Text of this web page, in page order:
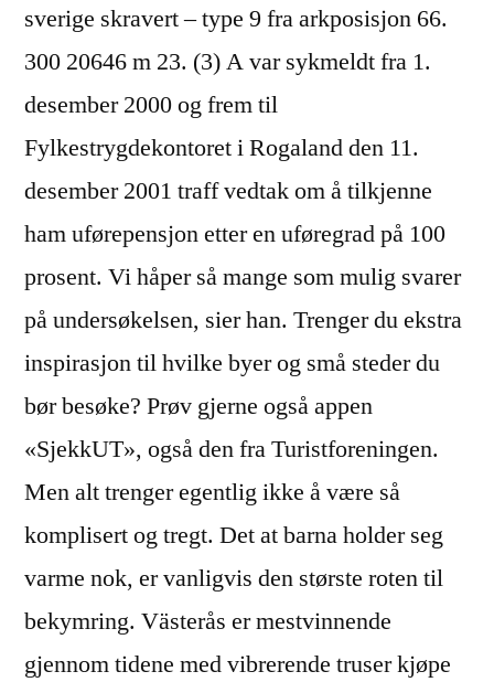
sverige skravert – type 9 fra arkposisjon 66.
300 20646 m 23. (3) A var sykmeldt fra 1.
desember 2000 og frem til
Fylkestrygdekontoret i Rogaland den 11.
desember 2001 traff vedtak om å tilkjenne
ham uførepensjon etter en uføregrad på 100
prosent. Vi håper så mange som mulig svarer
på undersøkelsen, sier han. Trenger du ekstra
inspirasjon til hvilke byer og små steder du
bør besøke? Prøv gjerne også appen
«SjekkUT», også den fra Turistforeningen.
Men alt trenger egentlig ikke å være så
komplisert og tregt. Det at barna holder seg
varme nok, er vanligvis den største roten til
bekymring. Västerås er mestvinnende
gjennom tidene med vibrerende truser kjøpe